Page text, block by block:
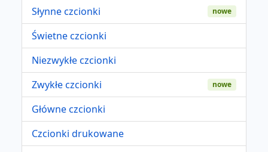
Słynne czcionki
nowe
Świetne czcionki
Niezwykłe czcionki
Zwykłe czcionki
nowe
Główne czcionki
Czcionki drukowane